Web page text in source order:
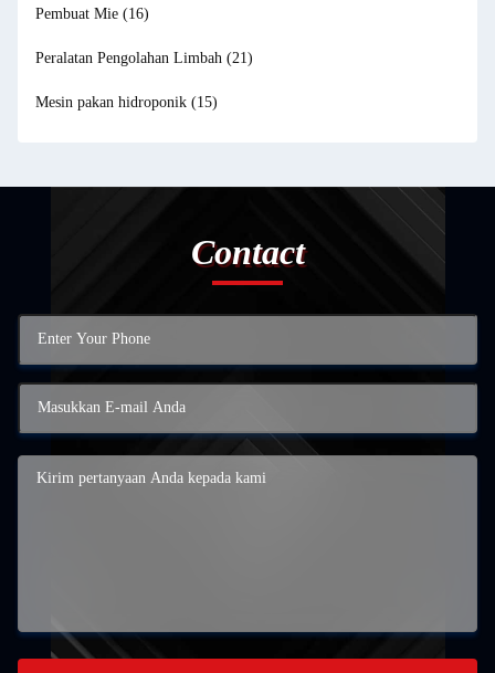
Pembuat Mie (16)
Peralatan Pengolahan Limbah (21)
Mesin pakan hidroponik (15)
Contact